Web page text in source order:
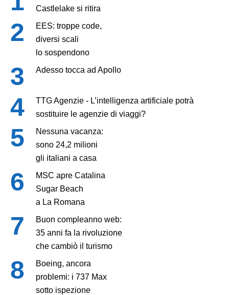
Castlelake si ritira
EES: troppe code,
diversi scali
lo sospendono
Adesso tocca ad Apollo
TTG Agenzie - L’intelligenza artificiale potrà
sostituire le agenzie di viaggi?
Nessuna vacanza:
sono 24,2 milioni
gli italiani a casa
MSC apre Catalina
Sugar Beach
a La Romana
Buon compleanno web:
35 anni fa la rivoluzione
che cambiò il turismo
Boeing, ancora
problemi: i 737 Max
sotto ispezione